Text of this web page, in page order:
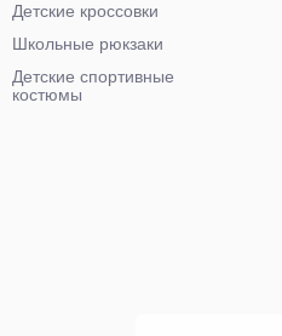
Детские кроссовки
Школьные рюкзаки
Детские спортивные
костюмы